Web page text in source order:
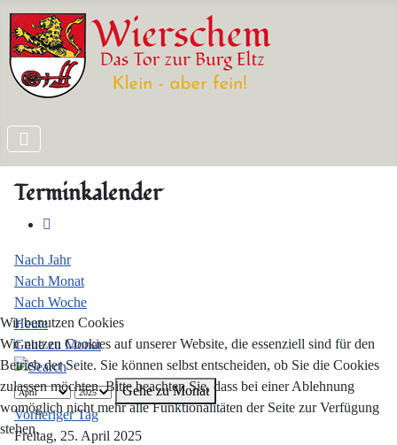
Terminkalender
Nach Jahr
Nach Monat
Nach Woche
Heute
Gehe zu Monat
Gehe zu Monat
Vorheriger Tag
Freitag, 25. April 2025
Wir benutzen Cookies
Wir nutzen Cookies auf unserer Website, die essenziell sind für den
Betrieb der Seite. Sie können selbst entscheiden, ob Sie die Cookies
zulassen möchten. Bitte beachten Sie, dass bei einer Ablehnung
womöglich nicht mehr alle Funktionalitäten der Seite zur Verfügung
stehen.